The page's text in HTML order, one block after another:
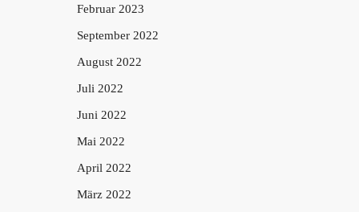
Februar 2023
September 2022
August 2022
Juli 2022
Juni 2022
Mai 2022
April 2022
März 2022